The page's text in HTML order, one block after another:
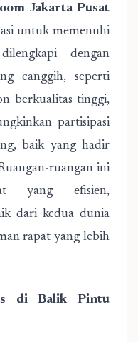
Jakarta Pusat
untuk memenuhi
dengan
canggih, seperti
berkualitas tinggi,
partisipasi
baik yang hadir
ruangan ini
yang efisien,
dari kedua dunia
rapat yang lebih
di Balik Pintu